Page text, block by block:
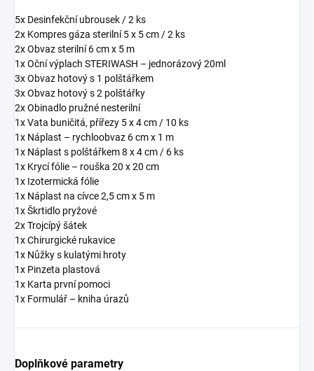
5x Desinfekční ubrousek / 2 ks
2x Kompres gáza sterilní 5 x 5 cm / 2 ks
2x Obvaz sterilní 6 cm x 5 m
1x Oční výplach STERIWASH – jednorázový 20ml
3x Obvaz hotový s 1 polštářkem
3x Obvaz hotový s 2 polštářky
2x Obinadlo pružné nesterilní
1x Vata buničitá, přířezy 5 x 4 cm / 10 ks
1x Náplast – rychloobvaz 6 cm x 1 m
1x Náplast s polštářkem 8 x 4 cm / 6 ks
1x Krycí fólie – rouška 20 x 20 cm
1x Izotermická fólie
1x Náplast na cívce 2,5 cm x 5 m
1x Škrtidlo pryžové
2x Trojcípý šátek
1x Chirurgické rukavice
1x Nůžky s kulatými hroty
1x Pinzeta plastová
1x Karta první pomoci
1x Formulář – kniha úrazů
Doplňkové parametry